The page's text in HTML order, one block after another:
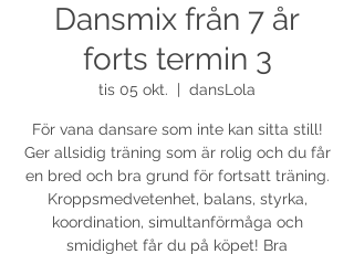
Dansmix från 7 år
forts termin 3
tis 05 okt. dansLola
För vana dansare som inte kan sitta still!
Ger allsidig träning som är rolig och du får
en bred och bra grund för fortsatt träning.
Kroppsmedvetenhet, balans, styrka,
koordination, simultanförmåga och
smidighet får du på köpet! Bra